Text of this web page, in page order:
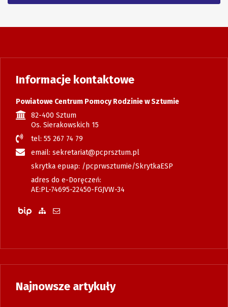
Informacje kontaktowe
Powiatowe Centrum Pomocy Rodzinie w Sztumie
82-400 Sztum
Os. Sierakowskich 15
tel: 55 267 74 79
email: sekretariat@pcprsztum.pl
skrytka epuap: /pcprwsztumie/SkrytkaESP
adres do e-Doręczeń:
AE:PL-74695-22450-FGJVW-34
Biuletyn Informacji Publicznej
Zobacz mapę strony
Wyślij email
Najnowsze artykuły